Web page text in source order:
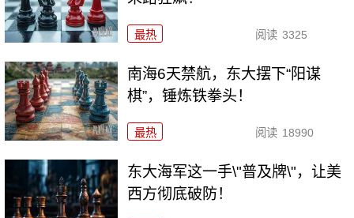
最热 阅读 3325
南海6天禁航，东大摆下“阳谋
棋”，锤炼铁拳头！
最热 阅读 18990
东大海军这一手\"普及牌\"，让美
西方彻底破防！